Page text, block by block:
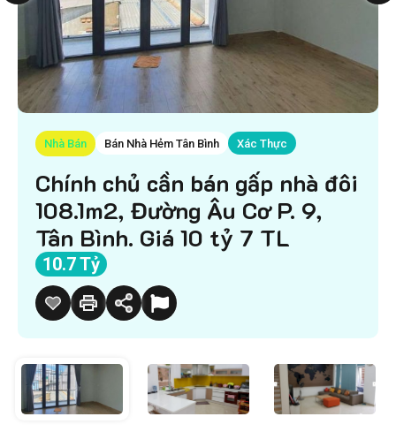
Nhà Bán Bán Nhà Hẻm Tân Bình Xác Thực
Chính chủ cần bán gấp nhà đôi
108.1m2, Đường Âu Cơ P. 9,
Tân Bình. Giá 10 tỷ 7 TL
10.7 Tỷ